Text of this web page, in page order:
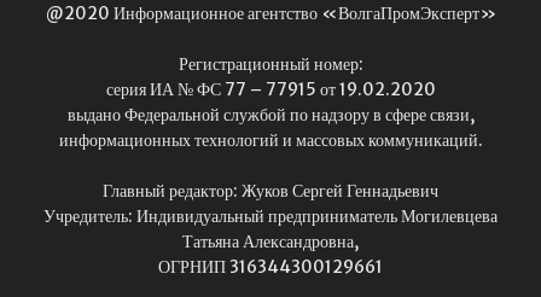
@2020 Информационное агентство «ВолгаПромЭксперт»
Регистрационный номер:
серия ИА № ФС 77 – 77915 от 19.02.2020
выдано Федеральной службой по надзору в сфере связи,
информационных технологий и массовых коммуникаций.
Главный редактор: Жуков Сергей Геннадьевич
Учредитель: Индивидуальный предприниматель Могилевцева
Татьяна Александровна,
ОГРНИП 316344300129661